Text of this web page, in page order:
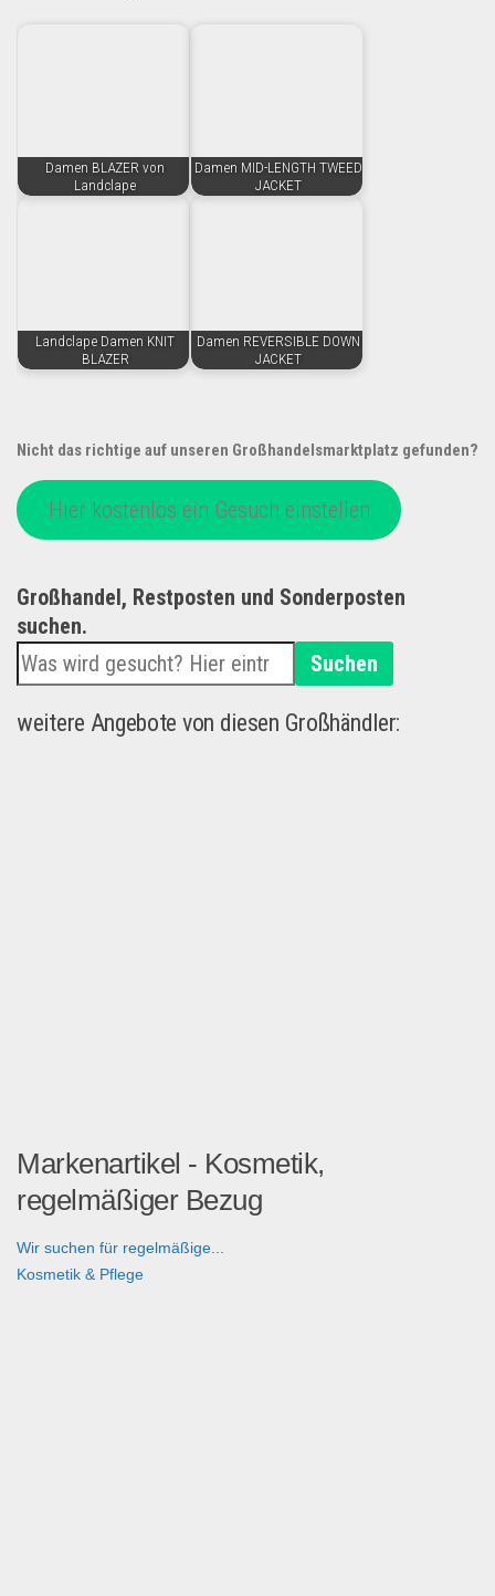
Damen BLAZER von
Landclape
Damen MID-LENGTH TWEED
JACKET
Landclape Damen KNIT
BLAZER
Damen REVERSIBLE DOWN
JACKET
Nicht das richtige auf unseren Großhandelsmarktplatz gefunden?
Hier kostenlos ein Gesuch einstellen
Großhandel, Restposten und Sonderposten
suchen.
Suchen
weitere Angebote von diesen Großhändler:
Markenartikel - Kosmetik,
regelmäßiger Bezug
Wir suchen für regelmäßige...
Kosmetik & Pflege